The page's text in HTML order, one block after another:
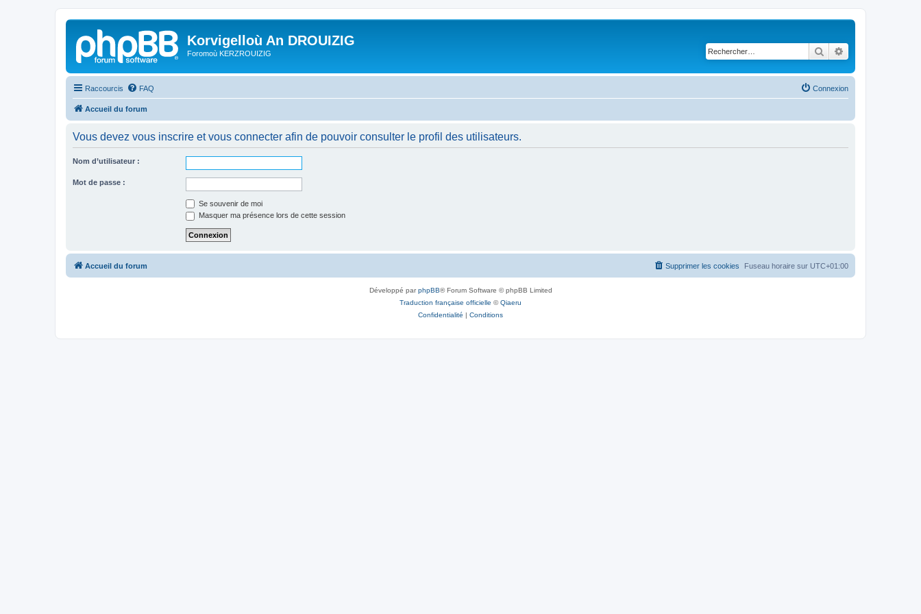
Korvigelloù An DROUIZIG
Foromoù KERZROUIZIG Rechercher
Raccourcis FAQ Connexion
Accueil du forum
Vous devez vous inscrire et vous connecter afin de pouvoir consulter le profil des utilisateurs.
Nom d’utilisateur :
Mot de passe :
Se souvenir de moi
Masquer ma présence lors de cette session
Accueil du forum Fuseau horaire sur UTC+01:00
Supprimer les cookies
Développé parphpBB® Forum Software © phpBB Limited
Traduction française officielle ©Qiaeru
Confidentialité | Conditions